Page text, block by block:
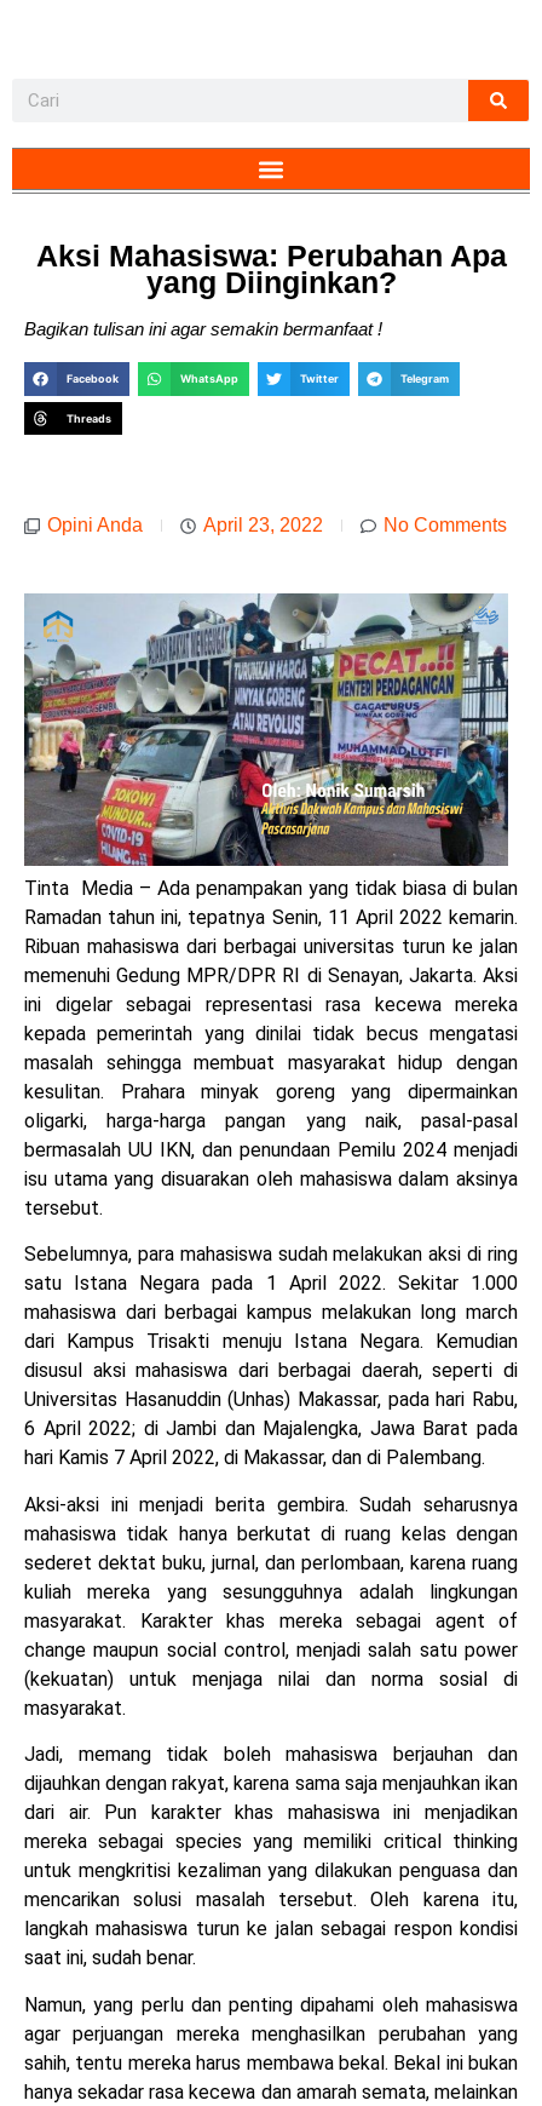
Aksi Mahasiswa: Perubahan Apa
yang Diinginkan?
Bagikan tulisan ini agar semakin bermanfaat !
Facebook WhatsApp Twitter Telegram
Threads
Opini Anda April 23, 2022 No Comments
Tinta Media – Ada penampakan yang tidak biasa di bulan
Ramadan tahun ini, tepatnya Senin, 11 April 2022 kemarin.
Ribuan mahasiswa dari berbagai universitas turun ke jalan
memenuhi Gedung MPR/DPR RI di Senayan, Jakarta. Aksi
ini digelar sebagai representasi rasa kecewa mereka
kepada pemerintah yang dinilai tidak becus mengatasi
masalah sehingga membuat masyarakat hidup dengan
kesulitan. Prahara minyak goreng yang dipermainkan
oligarki, harga-harga pangan yang naik, pasal-pasal
bermasalah UU IKN, dan penundaan Pemilu 2024 menjadi
isu utama yang disuarakan oleh mahasiswa dalam aksinya
tersebut.
Sebelumnya, para mahasiswa sudah melakukan aksi di ring
satu Istana Negara pada 1 April 2022. Sekitar 1.000
mahasiswa dari berbagai kampus melakukan long march
dari Kampus Trisakti menuju Istana Negara. Kemudian
disusul aksi mahasiswa dari berbagai daerah, seperti di
Universitas Hasanuddin (Unhas) Makassar, pada hari Rabu,
6 April 2022; di Jambi dan Majalengka, Jawa Barat pada
hari Kamis 7 April 2022, di Makassar, dan di Palembang.
Aksi-aksi ini menjadi berita gembira. Sudah seharusnya
mahasiswa tidak hanya berkutat di ruang kelas dengan
sederet dektat buku, jurnal, dan perlombaan, karena ruang
kuliah mereka yang sesungguhnya adalah lingkungan
masyarakat. Karakter khas mereka sebagai agent of
change maupun social control, menjadi salah satu power
(kekuatan) untuk menjaga nilai dan norma sosial di
masyarakat.
Jadi, memang tidak boleh mahasiswa berjauhan dan
dijauhkan dengan rakyat, karena sama saja menjauhkan ikan
dari air. Pun karakter khas mahasiswa ini menjadikan
mereka sebagai species yang memiliki critical thinking
untuk mengkritisi kezaliman yang dilakukan penguasa dan
mencarikan solusi masalah tersebut. Oleh karena itu,
langkah mahasiswa turun ke jalan sebagai respon kondisi
saat ini, sudah benar.
Namun, yang perlu dan penting dipahami oleh mahasiswa
agar perjuangan mereka menghasilkan perubahan yang
sahih, tentu mereka harus membawa bekal. Bekal ini bukan
hanya sekadar rasa kecewa dan amarah semata, melainkan